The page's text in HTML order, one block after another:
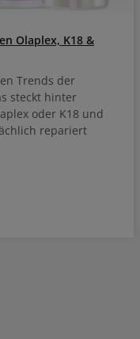
Olaplex, K18 &
Trends der
steckt hinter
oder K18 und
repariert